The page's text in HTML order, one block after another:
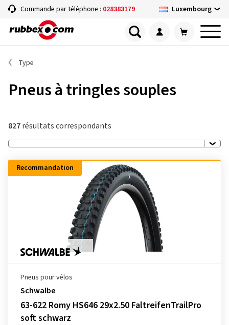
Commande par téléphone : 028383179 Luxembourg
Type
Pneus à tringles souples
827résultats correspondants
Recommandation
Pneus pour vélos
Schwalbe
63-622 Romy HS646 29x2.50 FaltreifenTrailPro
soft schwarz